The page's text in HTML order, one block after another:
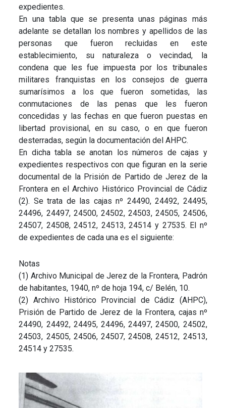
expedientes.
En una tabla que se presenta unas páginas más
adelante se detallan los nombres y apellidos de las
personas que fueron recluidas en este
establecimiento, su naturaleza o vecindad, la
condena que les fue impuesta por los tribunales
militares franquistas en los consejos de guerra
sumarísimos a los que fueron sometidas, las
conmutaciones de las penas que les fueron
concedidas y las fechas en que fueron puestas en
libertad provisional, en su caso, o en que fueron
desterradas, según la documentación del AHPC.
En dicha tabla se anotan los números de cajas y
expedientes respectivos con que figuran en la serie
documental de la Prisión de Partido de Jerez de la
Frontera en el Archivo Histórico Provincial de Cádiz
(2). Se trata de las cajas nº 24490, 24492, 24495,
24496, 24497, 24500, 24502, 24503, 24505, 24506,
24507, 24508, 24512, 24513, 24514 y 27535. El nº
de expedientes de cada una es el siguiente:
Notas
(1) Archivo Municipal de Jerez de la Frontera, Padrón
de habitantes, 1940, nº de hoja 194, c/ Belén, 10.
(2) Archivo Histórico Provincial de Cádiz (AHPC),
Prisión de Partido de Jerez de la Frontera, cajas nº
24490, 24492, 24495, 24496, 24497, 24500, 24502,
24503, 24505, 24506, 24507, 24508, 24512, 24513,
24514 y 27535.